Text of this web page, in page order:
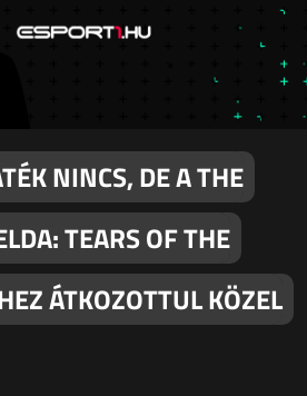
NINCS, DE A THE
TEARS OF THE
ÁTKOZOTTUL KÖZEL